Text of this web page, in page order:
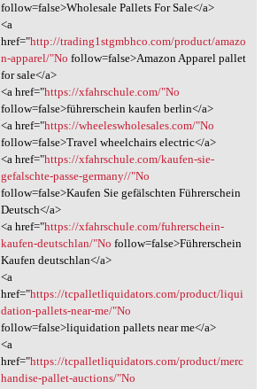
follow=false>Wholesale Pallets For Sale</a>
<a
href="http://trading1stgmbhco.com/product/amazo
n-apparel/"No follow=false>Amazon Apparel pallet
for sale</a>
<a href="https://xfahrschule.com/"No
follow=false>führerschein kaufen berlin</a>
<a href="https://wheeleswholesales.com/"No
follow=false>Travel wheelchairs electric</a>
<a href="https://xfahrschule.com/kaufen-sie-
gefalschte-passe-germany//"No
follow=false>Kaufen Sie gefälschten Führerschein
Deutsch</a>
<a href="https://xfahrschule.com/fuhrerschein-
kaufen-deutschlan/"No follow=false>Führerschein
Kaufen deutschlan</a>
<a
href="https://tcpalletliquidators.com/product/liqui
dation-pallets-near-me/"No
follow=false>liquidation pallets near me</a>
<a
href="https://tcpalletliquidators.com/product/merc
handise-pallet-auctions/"No